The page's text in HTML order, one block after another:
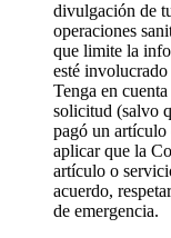
divulgación de
operaciones
que limite la
esté
Tenga en
solicitud (salvo
pagó un
aplicar que la
artículo o
acuerdo,
de emergencia.